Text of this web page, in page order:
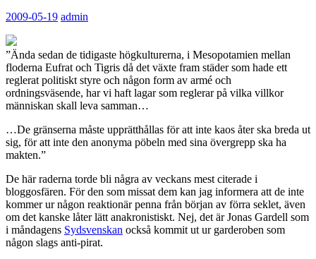
2009-05-19 admin
”Ända sedan de tidigaste högkulturerna, i Mesopotamien mellan
floderna Eufrat och Tigris då det växte fram städer som hade ett
reglerat politiskt styre och någon form av armé och
ordningsväsende, har vi haft lagar som reglerar på vilka villkor
människan skall leva samman…
…De gränserna måste upprätthållas för att inte kaos åter ska breda ut
sig, för att inte den anonyma pöbeln med sina övergrepp ska ha
makten.”
De här raderna torde bli några av veckans mest citerade i
bloggosfären. För den som missat dem kan jag informera att de inte
kommer ur någon reaktionär penna från början av förra seklet, även
om det kanske låter lätt anakronistiskt. Nej, det är Jonas Gardell som
i måndagens Sydsvenskan också kommit ut ur garderoben som
någon slags anti-pirat.